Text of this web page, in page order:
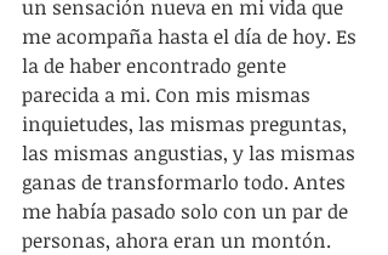
un sensación nueva en mi vida que
me acompaña hasta el día de hoy. Es
la de haber encontrado gente
parecida a mi. Con mis mismas
inquietudes, las mismas preguntas,
las mismas angustias, y las mismas
ganas de transformarlo todo. Antes
me había pasado solo con un par de
personas, ahora eran un montón.